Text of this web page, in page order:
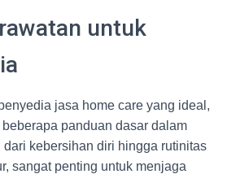
untuk
jasa home care yang ideal,
panduan dasar dalam
kebersihan diri hingga rutinitas
sangat penting untuk menjaga